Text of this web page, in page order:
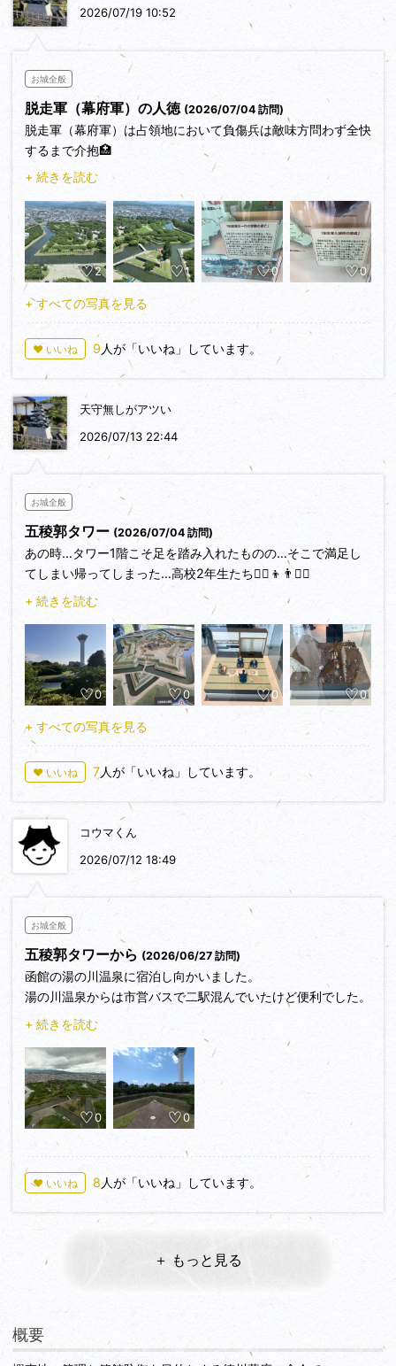
へはあまり興味が持てず、日本100名城スタンプ集めも後回し
となっていましたが、今回五稜郭を訪れ162年も前にこれほど
の築城技術があったのかと驚かされました。
函館奉行所も忠実に再現され、ここに榎本武揚らが立て籠った
かと思うと感慨深い思いで散策しました。
2026/07/19 10:52
お城全般
脱走軍（幕府軍）の人徳 (2026/07/04 訪問)
脱走軍（幕府軍）は占領地において負傷兵は敵味方問わず全快
するまで介抱🏥
降伏した松前藩兵に対しては…脱走軍に加わるもよし…藩主を
慕って津軽へ渡るもよし…農民を志すもよし…つまり各々の自
由にさせた
これを見て…「スゲーなんて良心的なんだ😳」「歴史を見てい
く上で、新政府軍が正義…幕府軍が悪…のように思わされる事
もあったが…どっちが悪よ？」
「この箱館戦争は勧善懲悪で語れるものでは決してなく…あく
まで新政府軍🆚蝦夷共和国軍（幕府軍）の…互いの掲げる正義
どうしの対決だったんだな🤔」と思わされた
しかし…上記の藩主を慕って津軽へ渡った松前藩兵は…翌年
（明治2年）の新政府軍の蝦夷共和国侵攻において…その先頭
に立つ🧍
つまり恩を仇で返してしまった…と😂
+ 続きを読む
2 1 0 0
+ すべての写真を見る
♥ いいね 9 人が「いいね」しています。
天守無しがアツい
2026/07/13 22:44
お城全般
五稜郭タワー (2026/07/04 訪問)
あの時…タワー1階こそ足を踏み入れたものの…そこで満足し
てしまい帰ってしまった…高校2年生たち👱‍♂️👦👨👨‍⚕️
五稜郭を巡り…タワーに上り…函館市内の街並みと…敗れたも
のの奮戦した蝦夷共和国…ひとり散っていった歳三の生き様を
味わう🤵‍♂️⚔️
タワー2階から函館市内を眺め…五稜郭の歴史を学ぶ…
+ 続きを読む
0 0 0 0
+ すべての写真を見る
♥ いいね 7人が「いいね」しています。
コウマくん
2026/07/12 18:49
お城全般
五稜郭タワーから (2026/06/27 訪問)
函館の湯の川温泉に宿泊し向かいました。
湯の川温泉からは市営バスで二駅混んでいたけど便利でした。
五稜郭タワーからの城郭が一望でき景観がとても素敵でした。
幕末から明治初期の歴史も分かりやすく面白かったです。
ついでにAll Japan Towers stanp rally もトライすることにし
ました。
+ 続きを読む
0 0
♥ いいね 8 人が「いいね」しています。
＋ もっと見る
概要